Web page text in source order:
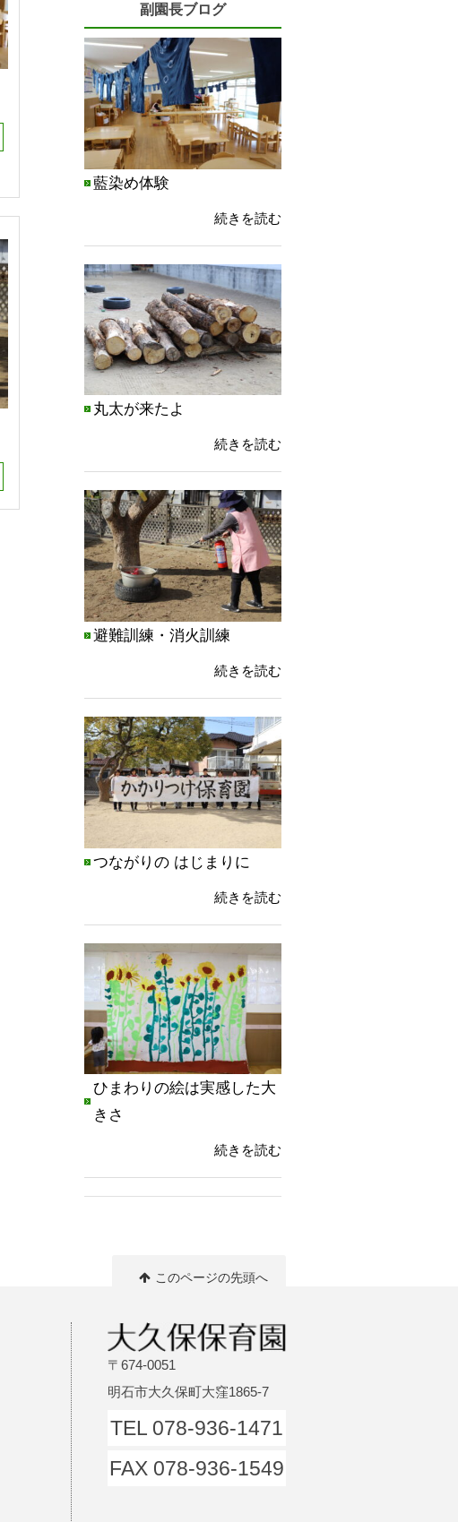
副園長ブログ
藍染め体験
続きを読む
丸太が来たよ
続きを読む
避難訓練・消火訓練
続きを読む
つながりの はじまりに
続きを読む
ひまわりの絵は実感した大
きさ
続きを読む
このページの先頭へ
〒674-0051
明石市大久保町大窪1865-7
TEL 078-936-1471
FAX 078-936-1549